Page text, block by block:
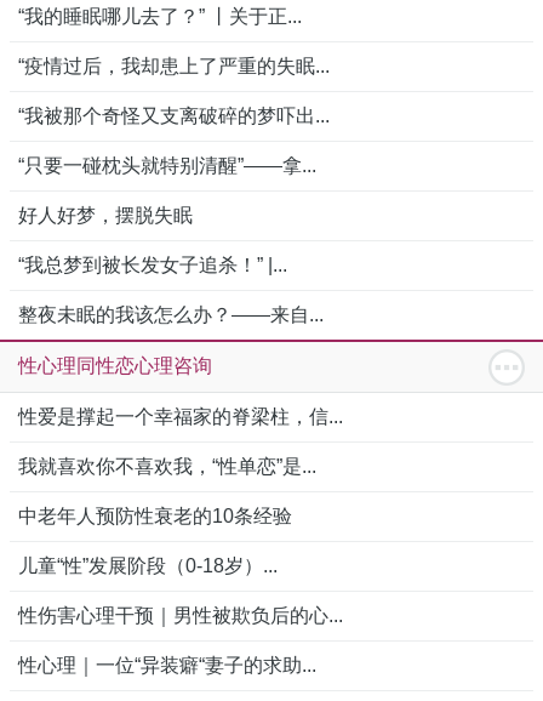
“我的睡眠哪儿去了？” 丨关于正...
“疫情过后，我却患上了严重的失眠...
“我被那个奇怪又支离破碎的梦吓出...
“只要一碰枕头就特别清醒”——拿...
好人好梦，摆脱失眠
“我总梦到被长发女子追杀！” |...
整夜未眠的我该怎么办？——来自...
性心理同性恋心理咨询
性爱是撑起一个幸福家的脊梁柱，信...
我就喜欢你不喜欢我，“性单恋”是...
中老年人预防性衰老的10条经验
儿童“性”发展阶段（0-18岁）...
性伤害心理干预｜男性被欺负后的心...
性心理｜一位“异装癖“妻子的求助...